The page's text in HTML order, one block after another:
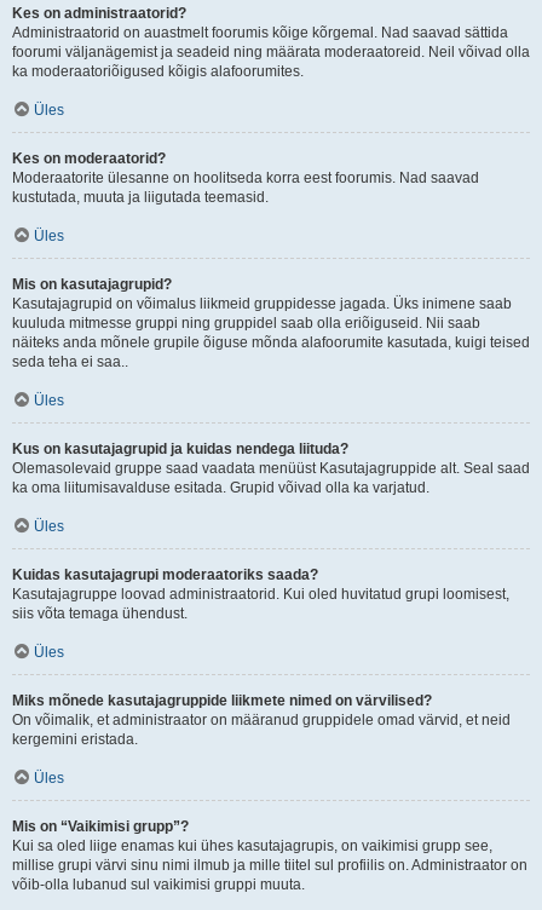
Kes on administraatorid?
Administraatorid on auastmelt foorumis kõige kõrgemal. Nad saavad sättida
foorumi väljanägemist ja seadeid ning määrata moderaatoreid. Neil võivad olla
ka moderaatoriõigused kõigis alafoorumites.
Üles
Kes on moderaatorid?
Moderaatorite ülesanne on hoolitseda korra eest foorumis. Nad saavad
kustutada, muuta ja liigutada teemasid.
Üles
Mis on kasutajagrupid?
Kasutajagrupid on võimalus liikmeid gruppidesse jagada. Üks inimene saab
kuuluda mitmesse gruppi ning gruppidel saab olla eriõiguseid. Nii saab
näiteks anda mõnele grupile õiguse mõnda alafoorumite kasutada, kuigi teised
seda teha ei saa..
Üles
Kus on kasutajagrupid ja kuidas nendega liituda?
Olemasolevaid gruppe saad vaadata menüüst Kasutajagruppide alt. Seal saad
ka oma liitumisavalduse esitada. Grupid võivad olla ka varjatud.
Üles
Kuidas kasutajagrupi moderaatoriks saada?
Kasutajagruppe loovad administraatorid. Kui oled huvitatud grupi loomisest,
siis võta temaga ühendust.
Üles
Miks mõnede kasutajagruppide liikmete nimed on värvilised?
On võimalik, et administraator on määranud gruppidele omad värvid, et neid
kergemini eristada.
Üles
Mis on “Vaikimisi grupp”?
Kui sa oled liige enamas kui ühes kasutajagrupis, on vaikimisi grupp see,
millise grupi värvi sinu nimi ilmub ja mille tiitel sul profiilis on. Administraator on
võib-olla lubanud sul vaikimisi gruppi muuta.